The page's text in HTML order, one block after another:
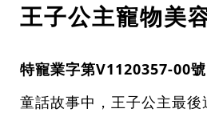
王子公主寵物美
特寵業字第V1120357-00號
童話故事中，王子公主最後